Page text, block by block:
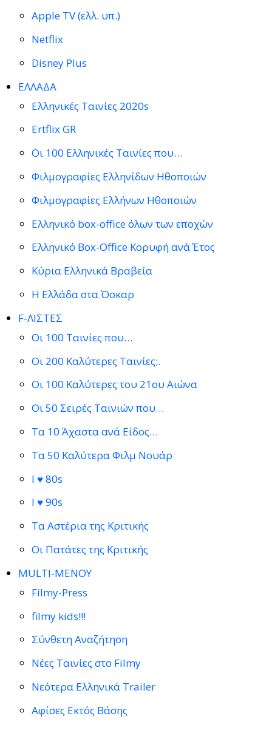
Apple TV (ελλ. υπ.)
Netflix
Disney Plus
ΕΛΛΑΔΑ
Ελληνικές Ταινίες 2020s
Ertflix GR
Οι 100 Ελληνικές Ταινίες που…
Φιλμογραφίες Ελληνίδων Ηθοποιών
Φιλμογραφίες Ελλήνων Ηθοποιών
Ελληνικό box-office όλων των εποχών
Ελληνικό Box-Office Κορυφή ανά Έτος
Κύρια Ελληνικά Βραβεία
Η Ελλάδα στα Όσκαρ
F-ΛΙΣΤΕΣ
Οι 100 Ταινίες που…
Οι 200 Καλύτερες Ταινίες;.
Οι 100 Καλύτερες του 21ου Αιώνα
Οι 50 Σειρές Ταινιών που…
Τα 10 Άχαστα ανά Είδος…
Τα 50 Καλύτερα Φιλμ Νουάρ
I ♥ 80s
I ♥ 90s
Τα Αστέρια της Κριτικής
Οι Πατάτες της Κριτικής
MULTI-ΜΕΝΟΥ
Filmy-Press
filmy kids!!!
Σύνθετη Αναζήτηση
Νέες Ταινίες στο Filmy
Νεότερα Ελληνικά Trailer
Αφίσες Εκτός Βάσης